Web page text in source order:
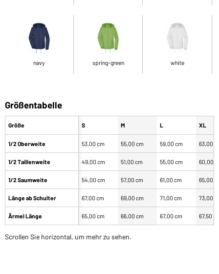
navy spring-green white
Größentabelle
Größe
1/2 Oberweite
1/2 Taillenweite
1/2 Saumweite
Länge ab Schulter
Ärmel Länge
S M L XL
53,00 cm 55,00 cm 59,00 cm 63,00
49,00 cm 51,00 cm 55,00 cm 60,00
54,00 cm 57,00 cm 61,00 cm 65,00
67,00 cm 69,00 cm 71,00 cm 73,00
65,00 cm 66,00 cm 67,00 cm 67,50
Scrollen Sie horizontal, um mehr zu sehen.